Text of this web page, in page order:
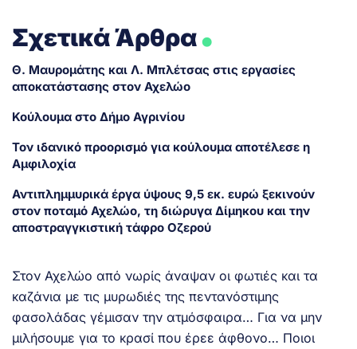
Σχετικά Άρθρα.
Θ. Μαυρομάτης και Λ. Μπλέτσας στις εργασίες
αποκατάστασης στον Αχελώο
Κούλουμα στο Δήμο Αγρινίου
Τον ιδανικό προορισμό για κούλουμα αποτέλεσε η
Αμφιλοχία
Αντιπλημμυρικά έργα ύψους 9,5 εκ. ευρώ ξεκινούν
στον ποταμό Αχελώο, τη διώρυγα Δίμηκου και την
αποστραγγκιστική τάφρο Οζερού
Στον Αχελώο από νωρίς άναψαν οι φωτιές και τα
καζάνια με τις μυρωδιές της πεντανόστιμης
φασολάδας γέμισαν την ατμόσφαιρα… Για να μην
μιλήσουμε για το κρασί που έρεε άφθονο… Ποιοι